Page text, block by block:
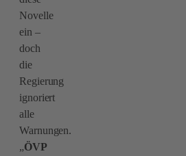
Novelle
ein –
doch
die
Regierung
ignoriert
alle
Warnungen.
„ÖVP